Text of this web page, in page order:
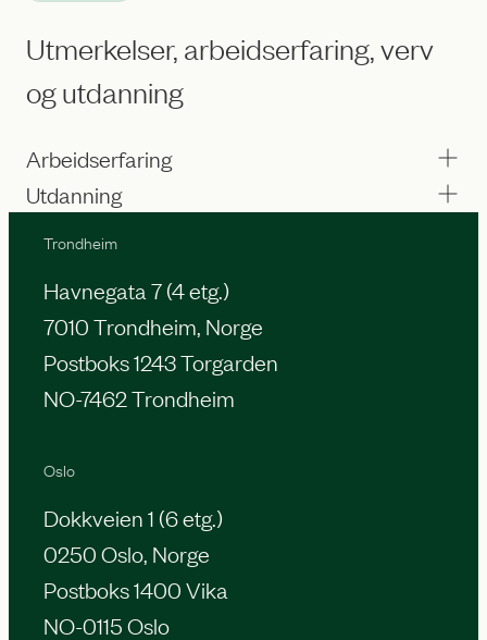
Utmerkelser, arbeidserfaring, verv
og utdanning
Arbeidserfaring
Utdanning
Oslo
Dokkveien 1 (6 etg.)
0250 Oslo, Norge
Postboks 1400 Vika
NO-0115 Oslo
Trondheim
Havnegata 7 (4 etg.)
7010 Trondheim, Norge
Postboks 1243 Torgarden
NO-7462 Trondheim